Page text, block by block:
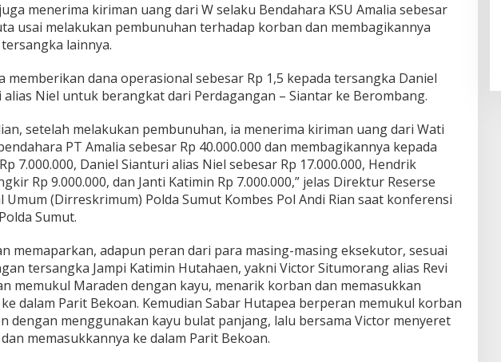
menerima kiriman uang dari W selaku Bendahara KSU Amalia sebesar
usai melakukan pembunuhan terhadap korban dan membagikannya
lainnya.
memberikan dana operasional sebesar Rp 1,5 kepada tersangka Daniel
alias Niel untuk berangkat dari Perdagangan – Siantar ke Berombang.
setelah melakukan pembunuhan, ia menerima kiriman uang dari Wati
PT Amalia sebesar Rp 40.000.000 dan membagikannya kepada
7.000.000, Daniel Sianturi alias Niel sebesar Rp 17.000.000, Hendrik
Rp 9.000.000, dan Janti Katimin Rp 7.000.000,” jelas Direktur Reserse
Umum (Dirreskrimum) Polda Sumut Kombes Pol Andi Rian saat konferensi
Sumut.
memaparkan, adapun peran dari para masing-masing eksekutor, sesuai
tersangka Jampi Katimin Hutahaen, yakni Victor Situmorang alias Revi
memukul Maraden dengan kayu, menarik korban dan memasukkan
dalam Parit Bekoan. Kemudian Sabar Hutapea berperan memukul korban
dengan menggunakan kayu bulat panjang, lalu bersama Victor menyeret
memasukkannya ke dalam Parit Bekoan.